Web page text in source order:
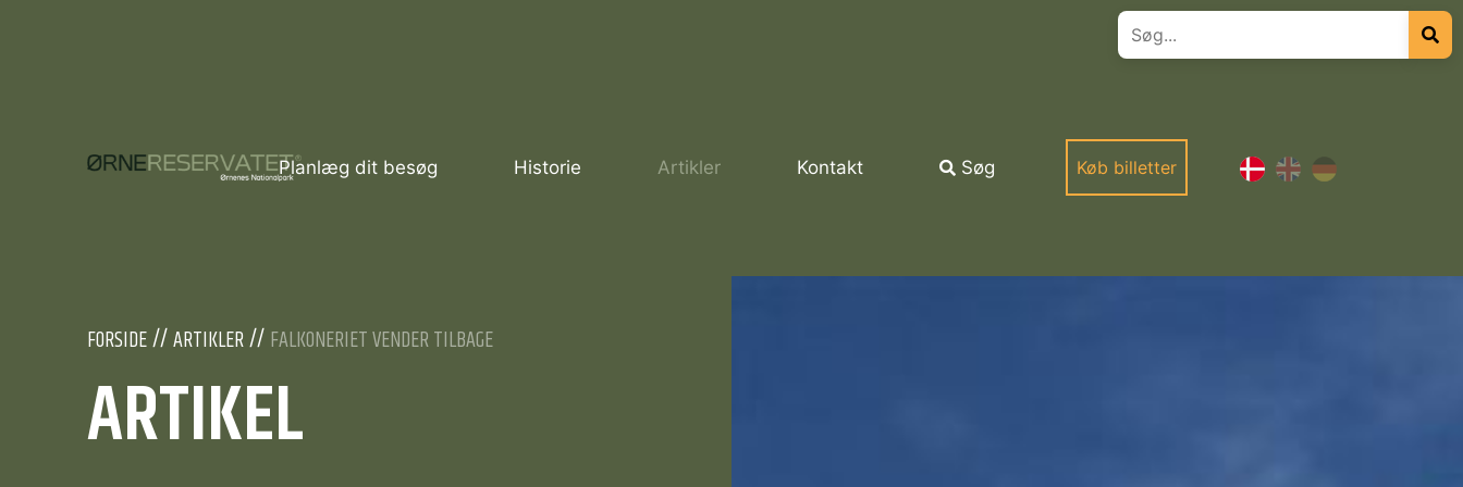
Planlæg dit besøg Historie Artikler Kontakt Søg Køb billetter
FORSIDE ARTIKLER FALKONERIET VENDER TILBAGE
ARTIKEL